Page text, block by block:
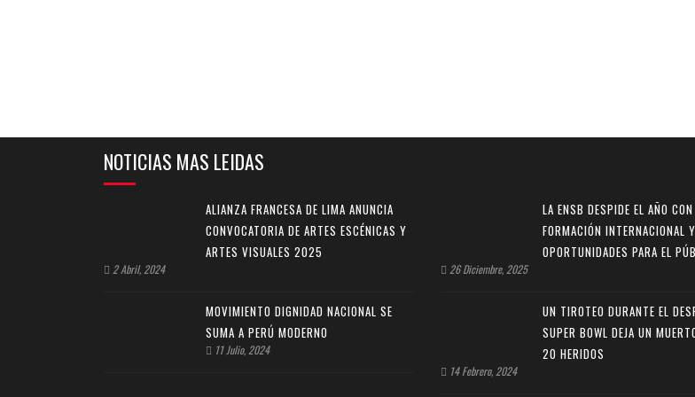
NOTICIAS MAS LEIDAS
ALIANZA FRANCESA DE LIMA ANUNCIA
CONVOCATORIA DE ARTES ESCÉNICAS Y
ARTES VISUALES 2025
2 Abril, 2024
LA ENSB DESPIDE EL AÑO
FORMACIÓN INTERNACIONAL
OPORTUNIDADES PARA EL
26 Diciembre, 2025
MOVIMIENTO DIGNIDAD NACIONAL SE
SUMA A PERÚ MODERNO
11 Julio, 2024
UN TIROTEO DURANTE EL
SUPER BOWL DEJA UN
20 HERIDOS
14 Febrero, 2024